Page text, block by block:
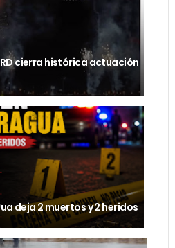
cierra histórica actuación
deja 2 muertos y 2 heridos